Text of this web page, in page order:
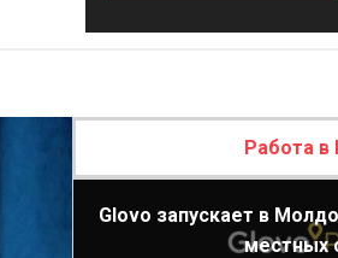
Работа в
Glovo запускает в
местных